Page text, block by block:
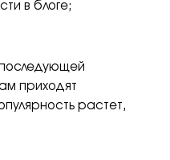
в блоге;
последующей
приходят
растет,